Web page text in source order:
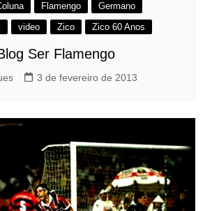
Flamengo
Germano
video Zico Zico 60 Anos
Ser Flamengo
3 de fevereiro de 2013